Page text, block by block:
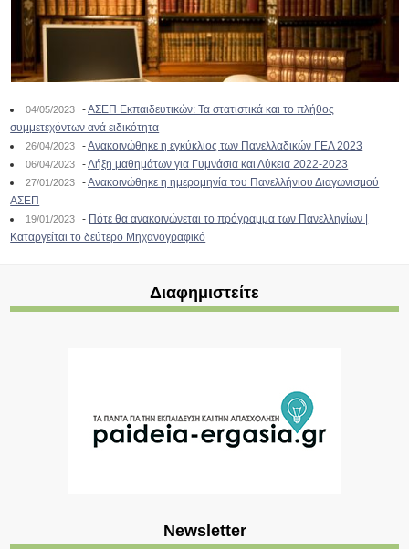
04/05/2023 -ΑΣΕΠ Εκπαιδευτικών: Τα στατιστικά και το πλήθος
συμμετεχόντων ανά ειδικότητα
26/04/2023 -Ανακοινώθηκε η εγκύκλιος των Πανελλαδικών ΓΕΛ 2023
06/04/2023 -Λήξη μαθημάτων για Γυμνάσια και Λύκεια 2022-2023
27/01/2023 -Ανακοινώθηκε η ημερομηνία του Πανελλήνιου Διαγωνισμού
ΑΣΕΠ
19/01/2023 - Πότε θα ανακοινώνεται το πρόγραμμα των Πανελληνίων |
Καταργείται το δεύτερο Μηχανογραφικό
Διαφημιστείτε
Newsletter